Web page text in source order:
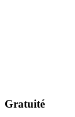
Gratuité